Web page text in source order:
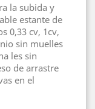
la subida y
estante de
0,33 cv, 1cv,
sin muelles
les sin
de arrastre
en el